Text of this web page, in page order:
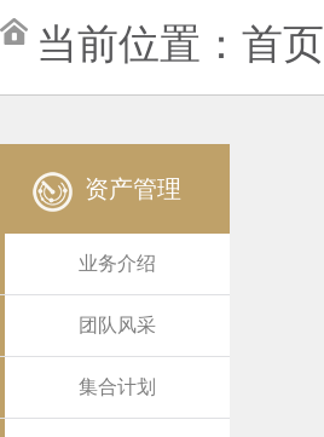
当前位置： 首页
资产管理
业务介绍
团队风采
集合计划